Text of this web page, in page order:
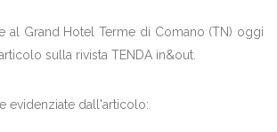
al Grand Hotel Terme di Comano (TN) oggi
sulla rivista TENDA in&out.
evidenziate dall'articolo: